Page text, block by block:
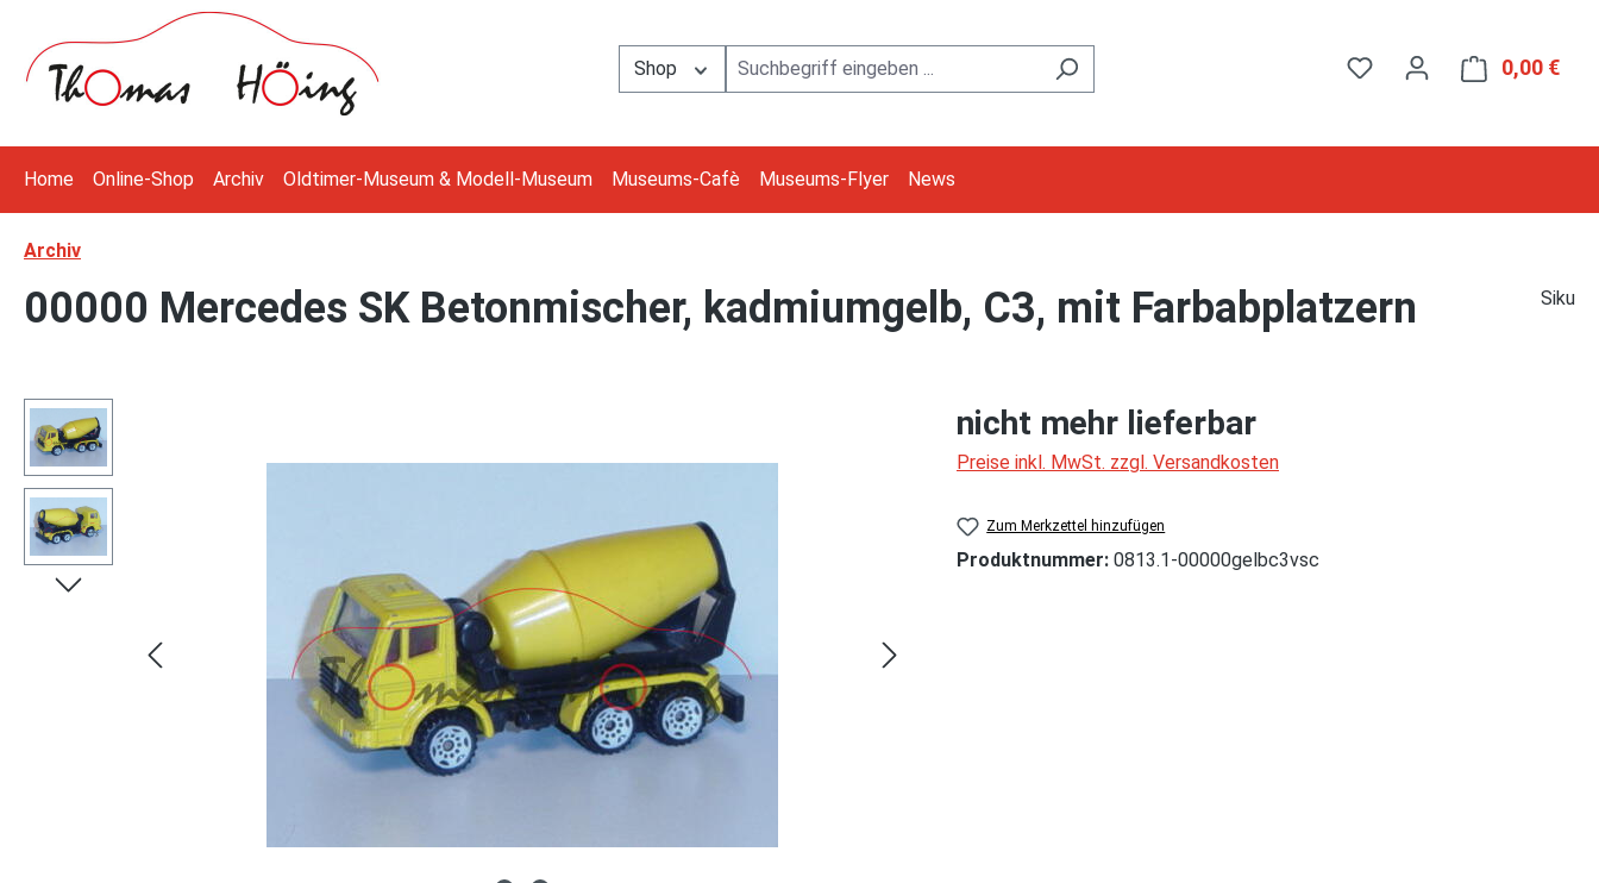
Hauptinhalt springen
Zur Suche springen
Zur Hauptnavigation springen
Shop
0,00 €
Home Online-Shop Archiv Oldtimer-Museum & Modell-Museum Museums-Cafè Museums-Flyer News
Archiv
00000 Mercedes SK Betonmischer, kadmiumgelb, C3, mit Farbabplatzern Siku
Bildergalerie überspringen nicht mehr lieferbar
Preise inkl. MwSt. zzgl. Versandkosten
Zum Merkzettel hinzufügen
Produktnummer: 0813.1-00000gelbc3vsc